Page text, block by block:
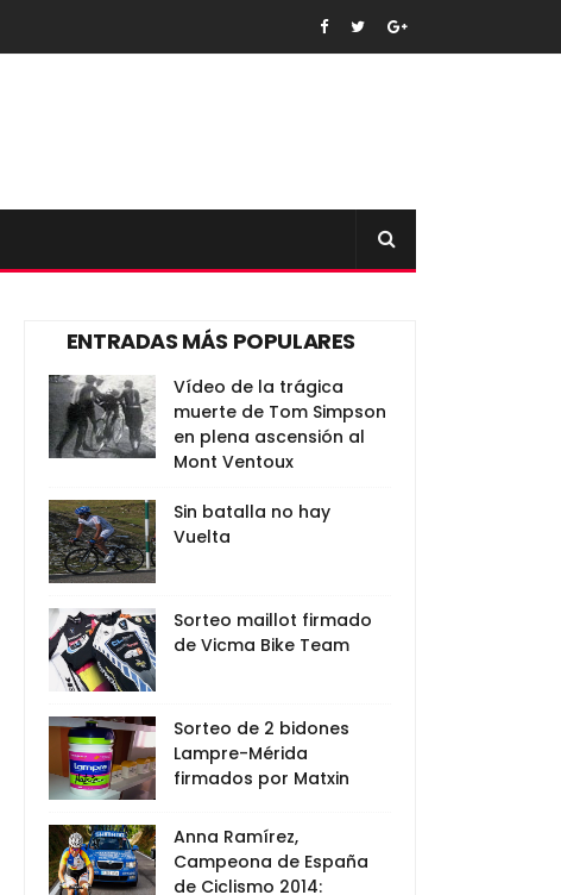
ENTRADAS MÁS POPULARES
Vídeo de la trágica
muerte de Tom Simpson
en plena ascensión al
Mont Ventoux
Sin batalla no hay
Vuelta
Sorteo maillot firmado
de Vicma Bike Team
Sorteo de 2 bidones
Lampre-Mérida
firmados por Matxin
Anna Ramírez,
Campeona de España
de Ciclismo 2014: